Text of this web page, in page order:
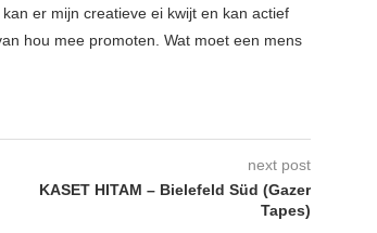
er mijn creatieve ei kwijt en kan actief
hou mee promoten. Wat moet een mens
next post
KASET HITAM – Bielefeld Süd (Gazer
Tapes)